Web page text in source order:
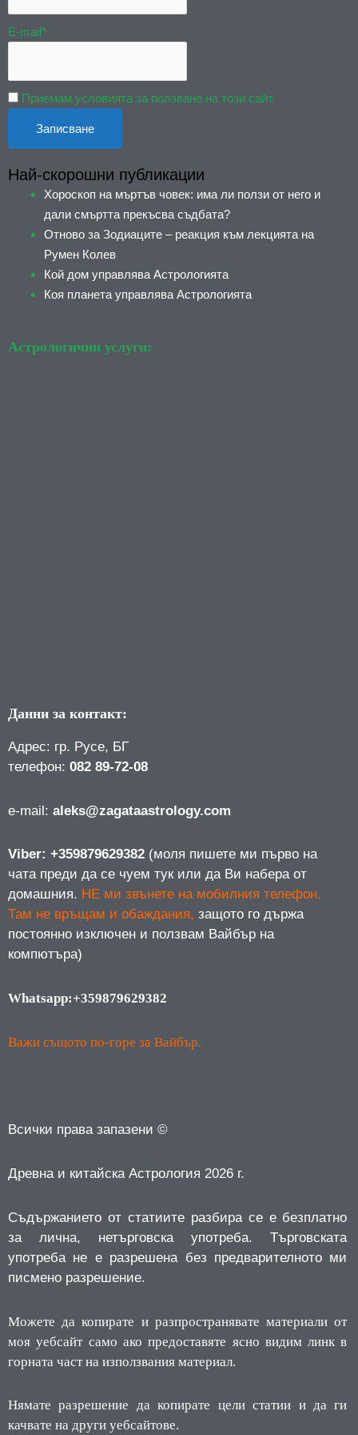
E-mail*
Приемам условията за ползване на този сайт
Най-скорошни публикации
Хороскоп на мъртъв човек: има ли ползи от него и
дали смъртта прекъсва съдбата?
Отново за Зодиаците – реакция към лекцията на
Румен Колев
Кой дом управлява Астрологията
Коя планета управлява Астрологията
Астрологични услуги:
Данни за контакт:
Адрес: гр. Русе, БГ
телефон: 082 89-72-08
е-mail: aleks@zagataastrology.com
Viber: +359879629382 (моля пишете ми първо на
чата преди да се чуем тук или да Ви набера от
домашния. НЕ ми звънете на мобилния телефон.
Там не връщам и обаждания, защото го държа
постоянно изключен и ползвам Вайбър на
компютъра)
Whatsapp:+359879629382
Важи същото по-горе за Вайбър.
Всички права запазени ©
Древна и китайска Астрология 2026 г.
Съдържанието от статиите разбира се е безплатно
за лична, нетърговска употреба.
Търговската
употреба не е разрешена без предварителното ми
писмено разрешение.
Можете да копирате и разпространявате материали от
моя уебсайт само ако предоставяте ясно видим линк в
горната част на използвания материал.
Нямате разрешение да копирате цели статии и да ги
качвате на други уебсайтове.